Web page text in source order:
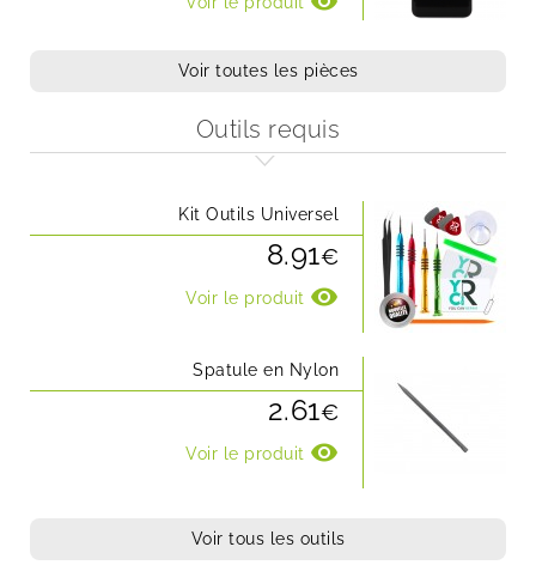
Voir toutes les pièces
Outils requis
Kit Outils Universel
8.91€
Voir le produit visibility
Spatule en Nylon
2.61€
Voir le produit visibility
Voir tous les outils